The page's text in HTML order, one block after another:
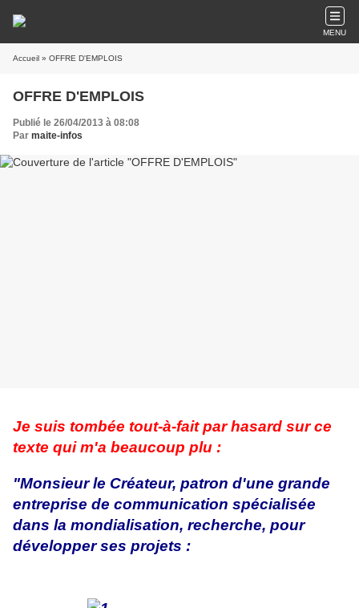
MENU
Accueil » OFFRE D'EMPLOIS
OFFRE D'EMPLOIS
Publié le 26/04/2013 à 08:08
Par maite-infos
Je suis tombée tout-à-fait par hasard sur ce
texte qui m'a beaucoup plu :
"Monsieur le Créateur, patron d'une grande
entreprise de communication spécialisée
dans la mondialisation, recherche, pour
développer ses projets :